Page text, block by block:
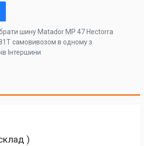
шину Matador MP 47 Hectorra
самовивозом в одному з
Інтершини
)